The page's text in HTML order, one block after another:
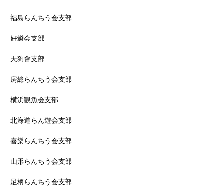
福島らんちう会支部
好鱗会支部
天狗會支部
房総らんちう会支部
横浜観魚会支部
北海道らん遊会支部
喜樂らんちう会支部
山形らんちう会支部
足柄らんちう会支部